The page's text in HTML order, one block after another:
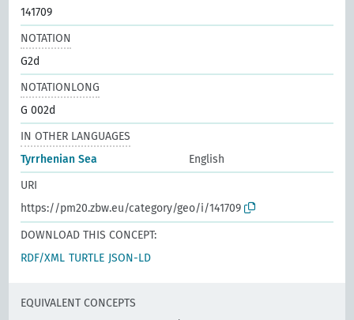
141709
NOTATION
G2d
NOTATIONLONG
G 002d
IN OTHER LANGUAGES
Tyrrhenian Sea
English
URI
https://pm20.zbw.eu/category/geo/i/141709
DOWNLOAD THIS CONCEPT:
RDF/XML TURTLE JSON-LD
EQUIVALENT CONCEPTS